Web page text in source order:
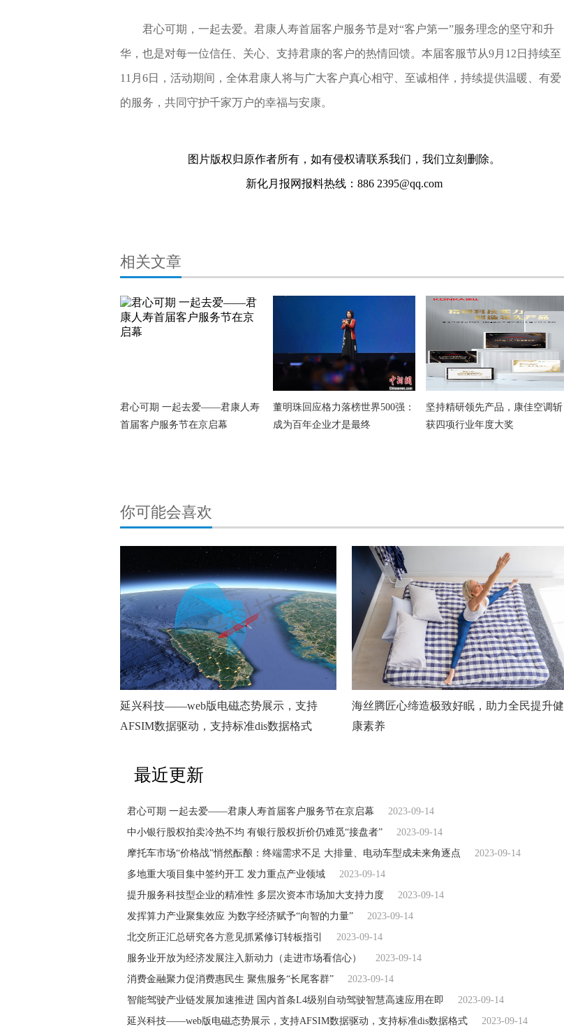
君心可期，一起去爱。君康人寿首届客户服务节是对“客户第一”服务理念的坚守和升
华，也是对每一位信任、关心、支持君康的客户的热情回馈。本届客服节从9月12日持续至
11月6日，活动期间，全体君康人将与广大客户真心相守、至诚相伴，持续提供温暖、有爱
的服务，共同守护千家万户的幸福与安康。
图片版权归原作者所有，如有侵权请联系我们，我们立刻删除。
新化月报网报料热线：886 2395@qq.com
相关文章
君心可期 一起去爱——君康人寿
首届客户服务节在京启幕
董明珠回应格力落榜世界500强：
成为百年企业才是最终
坚持精研领先产品，康佳空调斩
获四项行业年度大奖
你可能会喜欢
延兴科技——web版电磁态势展示，支持
AFSIM数据驱动，支持标准dis数据格式
海丝腾匠心缔造极致好眠，助力全民提升健
康素养
最近更新
君心可期 一起去爱——君康人寿首届客户服务节在京启幕
2023-09-14
中小银行股权拍卖冷热不均 有银行股权折价仍难觅“接盘者”
2023-09-14
摩托车市场“价格战”悄然酝酿：终端需求不足 大排量、电动车型成未来角逐点
2023-09-14
多地重大项目集中签约开工 发力重点产业领域
2023-09-14
提升服务科技型企业的精准性 多层次资本市场加大支持力度
2023-09-14
发挥算力产业聚集效应 为数字经济赋予“向智的力量”
2023-09-14
北交所正汇总研究各方意见抓紧修订转板指引
2023-09-14
服务业开放为经济发展注入新动力（走进市场看信心）
2023-09-14
消费金融聚力促消费惠民生 聚焦服务“长尾客群”
2023-09-14
智能驾驶产业链发展加速推进 国内首条L4级别自动驾驶智慧高速应用在即
2023-09-14
延兴科技——web版电磁态势展示，支持AFSIM数据驱动，支持标准dis数据格式
2023-09-14